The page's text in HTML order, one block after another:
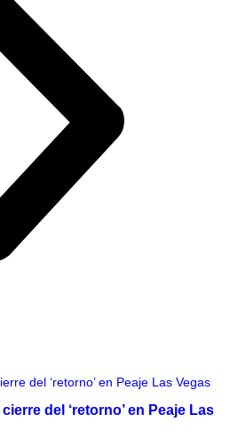
del ‘retorno’ en Peaje Las